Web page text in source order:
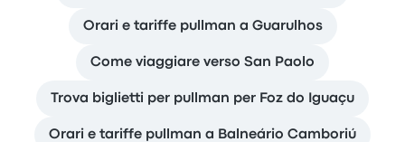
Orari e tariffe pullman a Guarulhos
Come viaggiare verso San Paolo
Trova biglietti per pullman per Foz do Iguaçu
Orari e tariffe pullman a Balneário Camboriú